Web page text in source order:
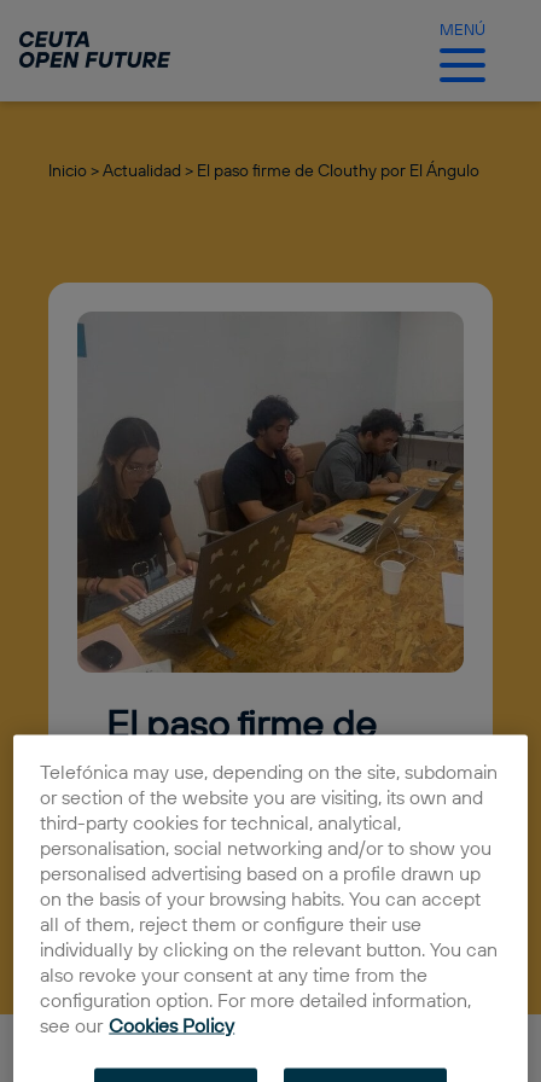
contenido
principal
MENÚ
Inicio >Actualidad > El paso firme de Clouthy por El Ángulo
El paso firme de
Clouthy por El
Ángulo
18/11/2024 Actualidad
Telefónica may use, depending on the site, subdomain
or section of the website you are visiting, its own and
third-party cookies for technical, analytical,
personalisation, social networking and/or to show you
personalised advertising based on a profile drawn up
on the basis of your browsing habits. You can accept
all of them, reject them or configure their use
individually by clicking on the relevant button. You can
also revoke your consent at any time from the
configuration option. For more detailed information,
see our Cookies Policy